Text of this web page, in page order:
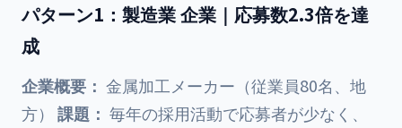
パターン1：製造業 企業｜応募数2.3倍を達
成
企業概要： 金属加工メーカー（従業員80名、地
方） 課題： 毎年の採用活動で応募者が少なく、